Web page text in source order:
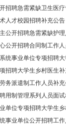
招聘急需紧缺卫生医
人才校园招聘补充公告
公开招聘急需紧缺护
公开招聘合同制工作人
统事业单位专项招聘
招聘大学生乡村医生补
务派遣制工作人员补充
用制管理系列人员面
单位专项招聘大学生
事业单位公开招聘工